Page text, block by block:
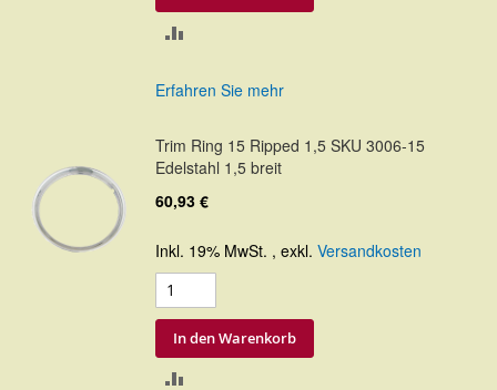
Erfahren Sie mehr
Trim Ring 15 Ripped 1,5 SKU 3006-15
Edelstahl 1,5 breit
60,93 €
Inkl. 19% MwSt. , exkl. Versandkosten
In den Warenkorb